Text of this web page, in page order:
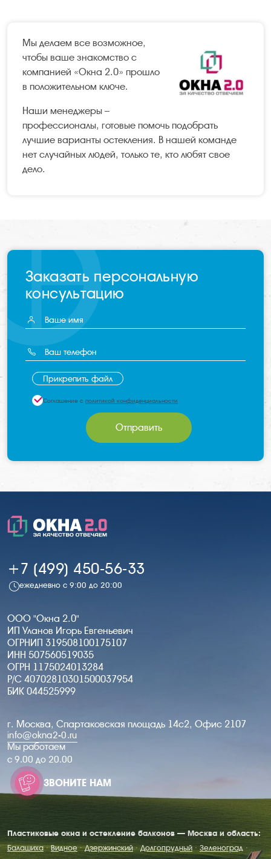
Мы делаем все возможное,
чтобы ваше знакомство с
компанией «Окна 2.0» прошло
в положительном ключе.
Наши менеджеры –
профессионалы, готовые помочь подобрать
лучшие варианты остекления. В нашей команде
нет случайных людей, только те, кто любят свое
дело.
Заказать персональную
консультацию
Прикрепить файл
Соглашение с политикой конфиденциальности
Отправить
+7 (499) 450-56-33
ежедневно с 9:00 до 20:00
ООО "Окна 2.0"
ИП Уланов Игорь Евгеньевич
ОГРНИП 319508100175107
ИНН 507560519035
ОГРН 1175024013284
Р/С 40702810301500037954
БИК 044525999
г. Москва, Спартаковская площадь 14с2, Офис 2107
info@okna2-0.ru
Мы работаем
c 9.00 до 20.00
ЗВОНИТЕ НАМ
Пластиковые окна и остекление балконов — Москва и область:
Балашиха·Видное·Дзержинский· Долгопрудный·Зеленоград ·